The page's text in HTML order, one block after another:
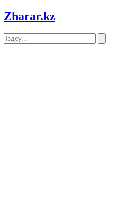
Zharar.kz